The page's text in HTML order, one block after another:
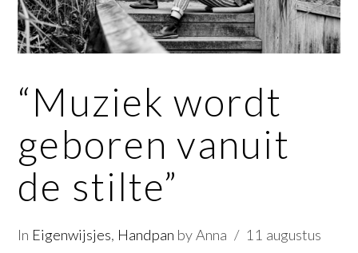
“Muziek wordt
geboren vanuit
de stilte”
In Eigenwijsjes, Handpan by Anna
11 augustus